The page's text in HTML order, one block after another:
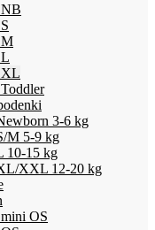
XL
3-6 kg
M 5-9 kg
10-15 kg
XXL 12-20 kg
OS